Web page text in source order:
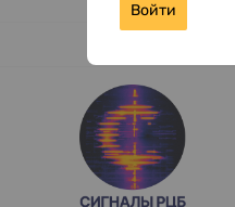
Войти